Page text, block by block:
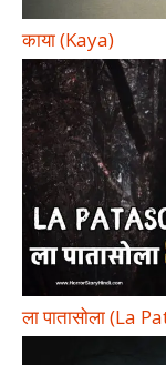
काया (Kaya)
ला पातासोला (La